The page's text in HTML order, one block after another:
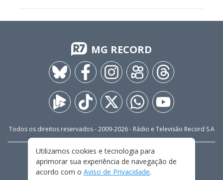
MG RECORD
Todos os direitos reservados - 2009-2026- Rádio e Televisão Record S.A
FALE CONOSCO
PRIVACIDADE
TERMOS E CONDIÇÕES DE USO
Utilizamos cookies e tecnologia para
aprimorar sua experiência de navegação de
acordo com o Aviso de Privacidade.